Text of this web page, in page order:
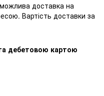
доставка на
Вартість доставки за
дебетовою картою